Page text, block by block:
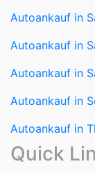
Autoankauf in
Autoankauf in
Autoankauf in
Autoankauf in
Autoankauf in
Quick